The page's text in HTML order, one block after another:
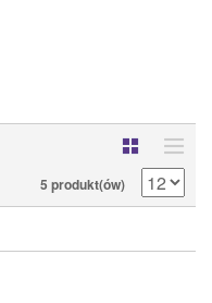
5 produkt(ów)